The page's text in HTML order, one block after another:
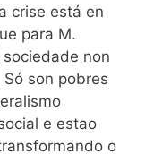
crise está en
para M.
non
son pobres
e estao
o